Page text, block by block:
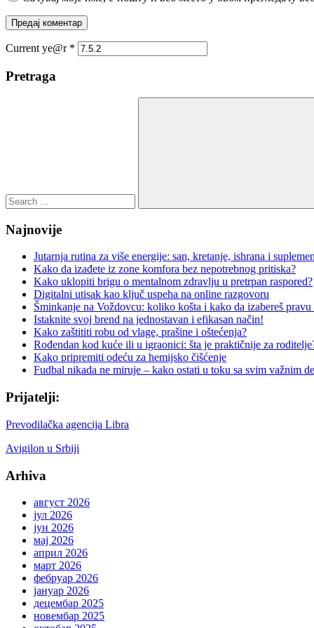
Current ye@r *
Pretraga
Search
Najnovije
Jutarnja rutina za više energije: san, kretanje, ishrana i
Kako da izađete iz zone komfora bez nepotrebnog pritiska?
Kako uklopiti brigu o mentalnom zdravlju u pretrpan raspored?
Digitalni utisak kao ključ uspeha na online razgovoru
Šminkanje na Voždovcu: koliko košta i kako da izabereš
Istaknite svoj brend na jednostavan i efikasan način!
Kako zaštititi robu od vlage, prašine i oštećenja?
Rođendan kod kuće ili u igraonici: šta je praktičnije za
Kako pripremiti odeću za hemijsko čišćenje
Fudbal nikada ne miruje – kako ostati u toku sa svim važnim
Prijatelji:
Prevodilačka agencija Libra
Avigilon u Srbiji
Arhiva
август 2026
јул 2026
јун 2026
мај 2026
април 2026
март 2026
фебруар 2026
јануар 2026
децембар 2025
новембар 2025